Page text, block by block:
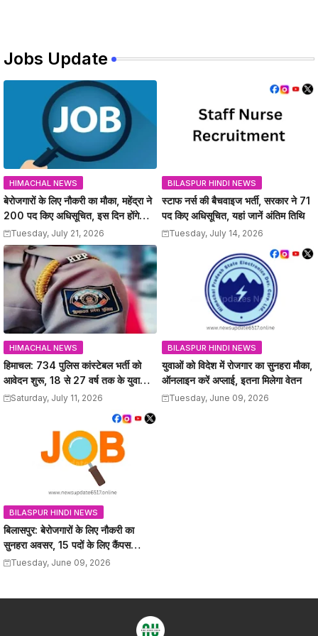
Jobs Update
HIMACHAL NEWS
बेरोजगारों के लिए नौकरी का मौका, महेंद्रा ने
200 पद किए अधिसूचित, इस दिन होंगे
इंटरव्यू
Tuesday, July 21, 2026
BILASPUR HINDI NEWS
स्टाफ नर्स की बैचवाइज भर्ती, सरकार ने 71
पद किए अधिसूचित, यहां जानें अंतिम तिथि
Tuesday, July 14, 2026
HIMACHAL NEWS
हिमाचल: 734 पुलिस कांस्टेबल भर्ती को
आवेदन शुरू, 18 से 27 वर्ष तक के युवाओं
को मौका, 12वीं पास कर सकेंगे अप्लाई
Saturday, July 11, 2026
BILASPUR HINDI NEWS
युवाओं को विदेश में रोजगार का सुनहरा मौका,
ऑनलाइन करें अप्लाई, इतना मिलेगा वेतन
Tuesday, June 09, 2026
BILASPUR HINDI NEWS
बिलासपुर: बेरोजगारों के लिए नौकरी का
सुनहरा अवसर, 15 पदों के लिए कैंपस
इंटरव्यू, यहां जानें
Tuesday, June 09, 2026